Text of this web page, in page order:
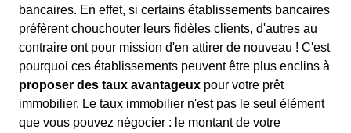
bancaires. En effet, si certains établissements bancaires
préfèrent chouchouter leurs fidèles clients, d'autres au
contraire ont pour mission d'en attirer de nouveau ! C'est
pourquoi ces établissements peuvent être plus enclins à
proposer des taux avantageux pour votre prêt
immobilier. Le taux immobilier n'est pas le seul élément
que vous pouvez négocier : le montant de votre